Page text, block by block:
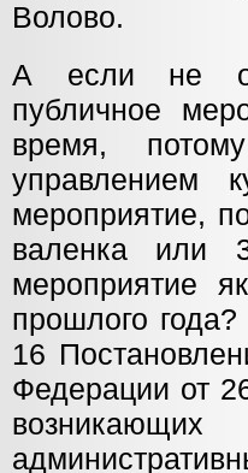
Волово.
А если не
публичное
время,
управлением
мероприятие,
валенка или
мероприятие
прошлого
16
Федерации от